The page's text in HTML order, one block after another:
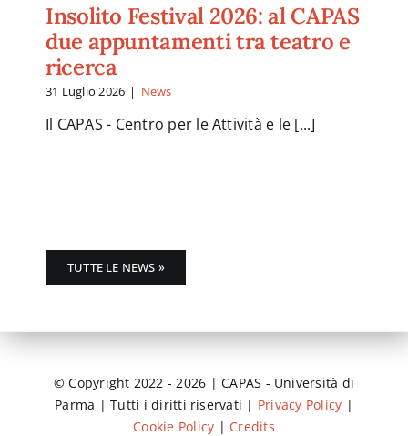
Insolito Festival 2026: al CAPAS
due appuntamenti tra teatro e
ricerca
31 Luglio 2026 | News
Il CAPAS - Centro per le Attività e le [...]
TUTTE LE NEWS »
© Copyright 2022 - 2026 | CAPAS - Università di
Parma | Tutti i diritti riservati | Privacy Policy |
Cookie Policy | Credits